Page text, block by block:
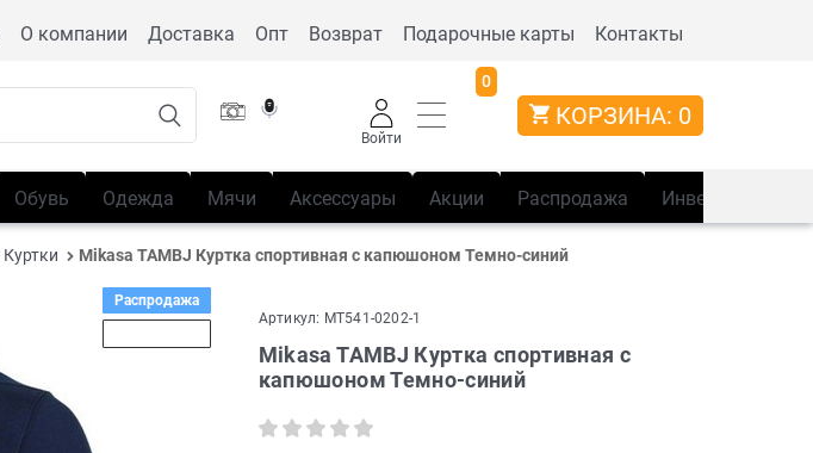
О компании Доставка Опт Возврат Подарочные карты Контакты
Войти
0
КОРЗИНА: 0
Обувь Одежда Мячи Аксессуары Акции Распродажа Инвентарь
Куртки Mikasa TAMBJ Куртка спортивная с капюшоном Темно-синий
Распродажа
Артикул: MT541-0202-1
Mikasa TAMBJ Куртка спортивная с
капюшоном Темно-синий